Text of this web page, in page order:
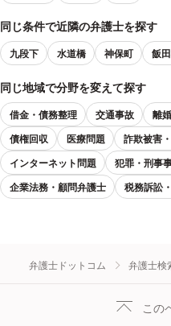
同じ条件で近隣の弁護士を探す
九段下 水道橋 神保町 飯
同じ地域で分野を変えて探す
借金・債務整理 交通事故 離
債権回収
医療問題 詐欺被害
インターネット問題
犯罪・刑事
企業法務・顧問弁護士
税務訴訟
弁護士ドットコム 弁護士検
この